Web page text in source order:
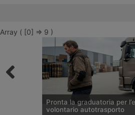
Array ( [0] => 9 )
Pronta la graduatoria per
volontario autotrasporto